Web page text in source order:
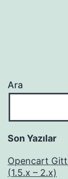
Ara
Son Yazılar
Opencart
(1.5.x – 2.x)